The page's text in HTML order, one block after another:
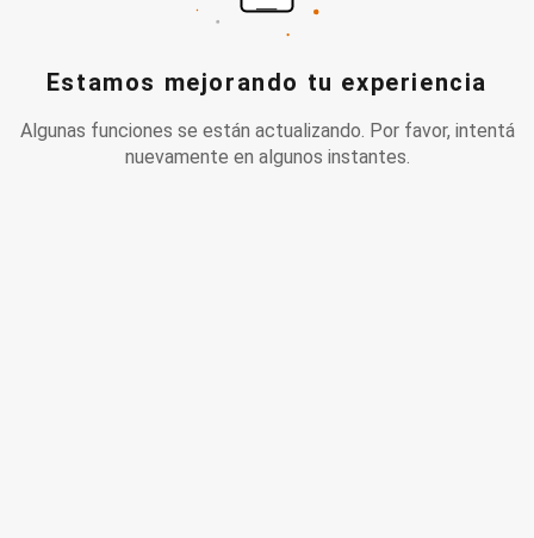
Estamos mejorando tu experiencia
Algunas funciones se están actualizando. Por favor, intentá
nuevamente en algunos instantes.